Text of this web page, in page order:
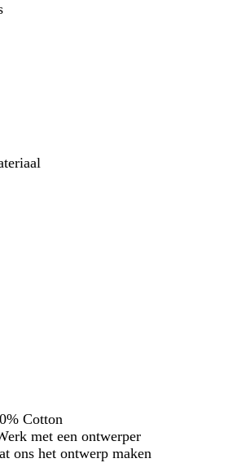
Cotton
met een ontwerper
ons het ontwerp maken